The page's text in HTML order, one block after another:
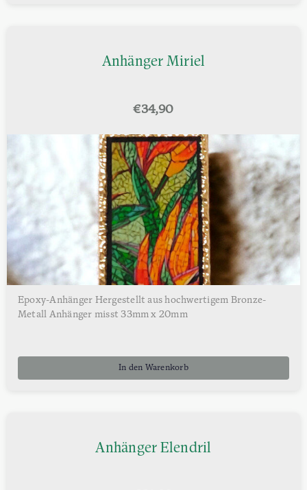
Anhänger Miriel
€34,90
Epoxy-Anhänger Hergestellt aus hochwertigem Bronze-
Metall Anhänger misst 33mm x 20mm
In den Warenkorb
Anhänger Elendril